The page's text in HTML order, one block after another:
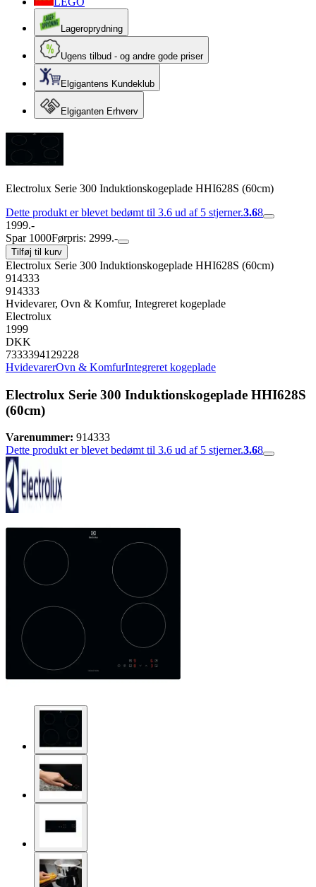
Lageroprydning
Ugens tilbud - og andre gode priser
Elgigantens Kundeklub
Elgiganten Erhverv
Electrolux Serie 300 Induktionskogeplade HHI628S (60cm)
Dette produkt er blevet bedømt til 3.6 ud af 5 stjerner.3.68
1999.-
Spar 1000Førpris: 2999.-
Tilføj til kurv
Electrolux Serie 300 Induktionskogeplade HHI628S (60cm)
914333
914333
Hvidevarer, Ovn & Komfur, Integreret kogeplade
Electrolux
1999
DKK
7333394129228
HvidevarerOvn & KomfurIntegreret kogeplade
Electrolux Serie 300 Induktionskogeplade HHI628S
(60cm)
Varenummer: 914333
Dette produkt er blevet bedømt til 3.6 ud af 5 stjerner.3.68